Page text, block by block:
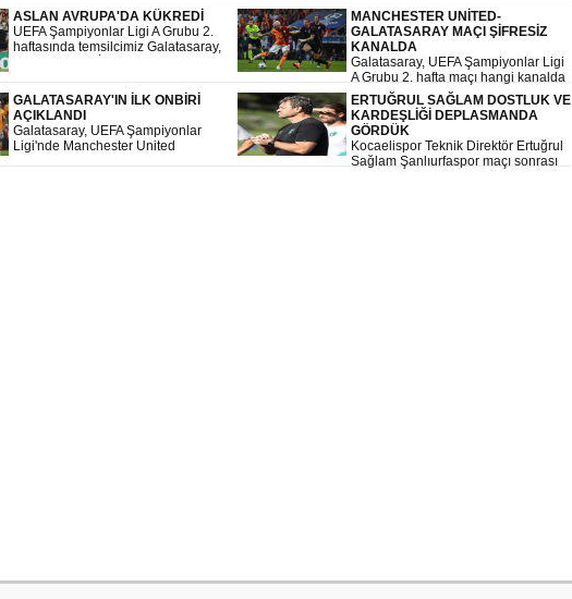
rakipleri belli oldu, tek maçlı
eleminasyon sistemine göre
oynanacak.
ASLAN AVRUPA'DA KÜKREDİ
UEFA Şampiyonlar Ligi A Grubu 2.
haftasında temsilcimiz Galatasaray,
MANCHESTER UNİTED-
GALATASARAY MAÇI ŞİFRESİZ
KANALDA
Galatasaray, UEFA Şampiyonlar Ligi
A Grubu 2. hafta maçı hangi kanalda
yayınlanacak
GALATASARAY'IN İLK ONBİRİ
AÇIKLANDI
Galatasaray, UEFA Şampiyonlar
Ligi'nde Manchester United
ERTUĞRUL SAĞLAM DOSTLUK VE
KARDEŞLİĞİ DEPLASMANDA
GÖRDÜK
Kocaelispor Teknik Direktör Ertuğrul
Sağlam Şanlıurfaspor maçı sonrası